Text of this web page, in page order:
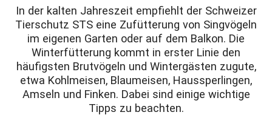
In der kalten Jahreszeit empfiehlt der Schweizer
Tierschutz STS eine Zufütterung von Singvögeln
im eigenen Garten oder auf dem Balkon. Die
Winterfütterung kommt in erster Linie den
häufigsten Brutvögeln und Wintergästen zugute,
etwa Kohlmeisen, Blaumeisen, Haussperlingen,
Amseln und Finken. Dabei sind einige wichtige
Tipps zu beachten.